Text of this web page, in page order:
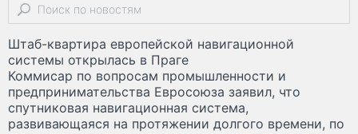
Штаб-квартира европейской навигационной
системы открылась в Праге
Коммисар по вопросам промышленности и
предпринимательства Евросоюза заявил, что
спутниковая навигационная система,
развивающаяся на протяжении долгого времени, по